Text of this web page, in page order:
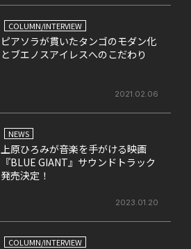
COLUMN/INTERVIEW
ピアソラが貫いたタンゴのモダン化
とブエノスアイレスへのこだわり
2021.02.06
NEWS
上原ひろみが音楽を手がける映画
『BLUE GIANT』サウンドトラック
発売決定！
2023.01.20
COLUMN/INTERVIEW